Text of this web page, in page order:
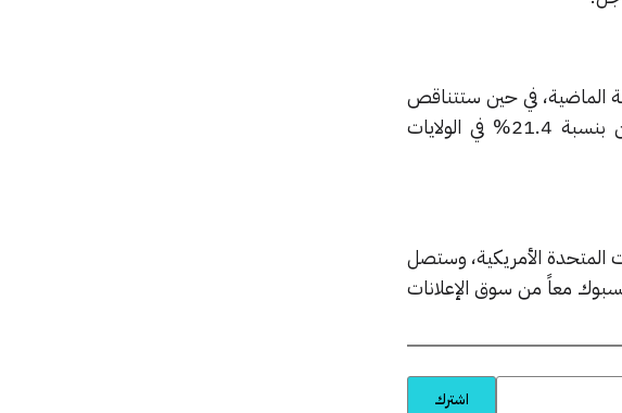
من سوق الإعلانات بنسبة 38% عن السنة الماضية، في حين ستتناقص
إيرادات فيسبوك بنسبة 24.4%. وسيفوق النمو السنوي الإجمالي لكلا الشركتين بنسبة 21.4% في الولايات
المتحدة الأمريكية، وستصل
حصة جوجل وفيسبوك معاً من سوق الإعلانات
اشترك